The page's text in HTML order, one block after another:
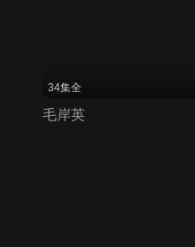
34集全
毛岸英